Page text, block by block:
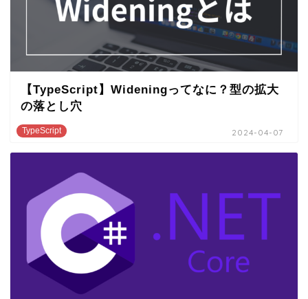
TypeScript
【TypeScript】Wideningってなに？型の拡大
の落とし穴
2024-04-07